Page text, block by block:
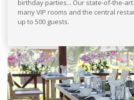
birthday parties... Our state-of-the-
many VIP rooms and the central
up to 500 guests.